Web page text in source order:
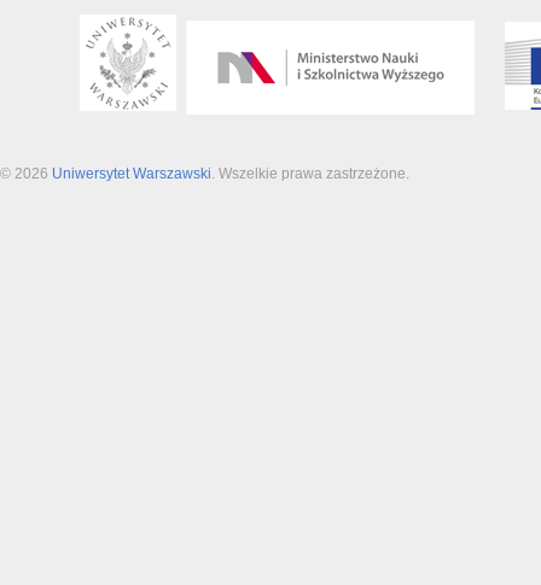
© 2026 Uniwersytet Warszawski . Wszelkie prawa zastrzeżone.